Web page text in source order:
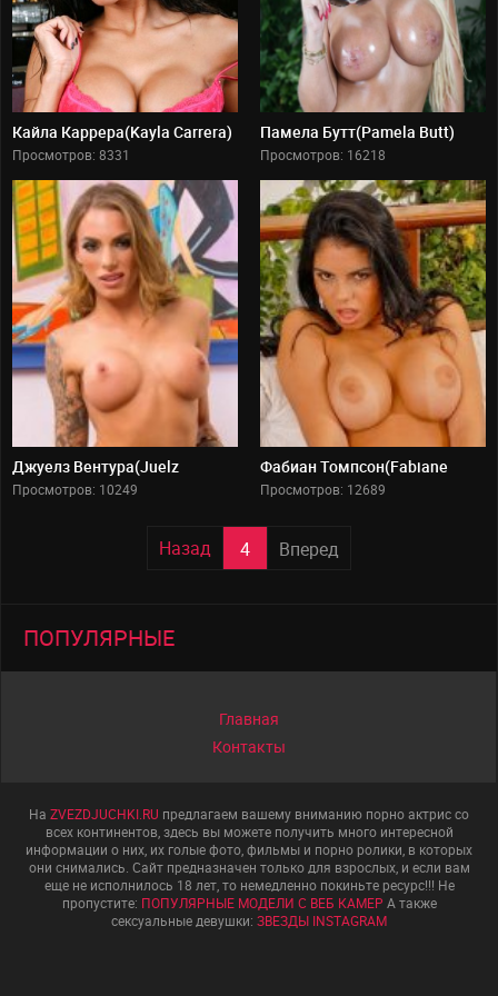
Мексика
Колумбия
Куба
Пуэрто Рико
КИНОЗВЕЗДЫ
Русские
Зарубежные
Голливудские
Кайла Каррера(Kayla Carrera)
Просмотров: 8331
Памела Бутт(Pamela Butt)
Просмотров: 16218
Джуелз Вентура(Juelz
Ventura)
Просмотров: 10249
Фабиан Томпсон(Fabiane
Thompson)
Просмотров: 12689
Назад 4 Вперед
ПОПУЛЯРНЫЕ
Главная
Контакты
На ZVEZDJUCHKI.RU предлагаем вашему вниманию порно актрис со
всех континентов, здесь вы можете получить много интересной
информации о них, их голые фото, фильмы и порно ролики, в которых
они снимались. Сайт предназначен только для взрослых, и если вам
еще не исполнилось 18 лет, то немедленно покиньте ресурс!!! Не
пропустите: ПОПУЛЯРНЫЕ МОДЕЛИ С ВЕБ КАМЕР А также
сексуальные девушки: ЗВЕЗДЫ INSTAGRAM